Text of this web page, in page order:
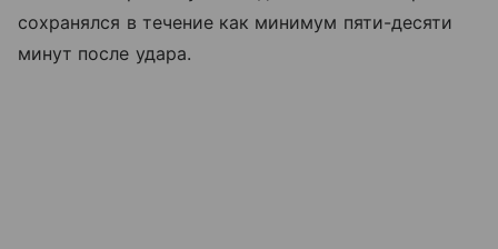
сохранялся в течение как минимум пяти-десяти
минут после удара.